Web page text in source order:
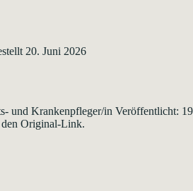
20. Juni 2026
und Krankenpfleger/in Veröffentlicht:
den Original-Link.